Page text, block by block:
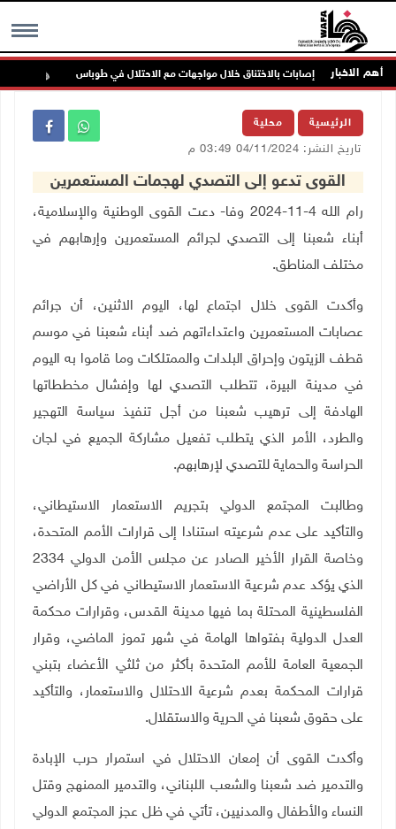
MENU أهم الاخبار إصابات بالاختناق خلال مواجهات مع الاحتلال في طوباس
الرئيسية محلية
تاريخ النشر: 04/11/2024 03:49 م
القوى تدعو إلى التصدي لهجمات المستعمرين
رام الله 4-11-2024 وفا-
دعت القوى الوطنية والإسلامية،
أبناء شعبنا إلى التصدي لجرائم المستعمرين وإرهابهم في
مختلف المناطق.
وأكدت القوى خلال اجتماع لها، اليوم الاثنين،
أن جرائم
عصابات المستعمرين واعتداءاتهم ضد أبناء شعبنا في موسم
قطف الزيتون وإحراق البلدات والممتلكات وما قاموا به اليوم
في مدينة البيرة، تتطلب التصدي لها وإفشال مخططاتها
الهادفة إلى ترهيب شعبنا من أجل تنفيذ سياسة التهجير
والطرد، الأمر الذي يتطلب تفعيل مشاركة الجميع في لجان
الحراسة والحماية للتصدي لإرهابهم.
وطالبت المجتمع الدولي بتجريم الاستعمار الاستيطاني،
والتأكيد على عدم شرعيته استنادا إلى قرارات الأمم المتحدة،
وخاصة القرار الأخير الصادر عن مجلس الأمن الدولي 2334
الذي يؤكد عدم شرعية الاستعمار الاستيطاني في كل الأراضي
الفلسطينية المحتلة بما فيها مدينة القدس، وقرارات محكمة
العدل الدولية بفتواها الهامة في شهر تموز الماضي، وقرار
الجمعية العامة للأمم المتحدة بأكثر من ثلثي الأعضاء بتبني
قرارات المحكمة بعدم شرعية الاحتلال والاستعمار، والتأكيد
على حقوق شعبنا في الحرية والاستقلال.
وأكدت القوى أن إمعان الاحتلال في استمرار حرب الإبادة
والتدمير ضد شعبنا والشعب اللبناني، والتدمير الممنهج وقتل
النساء والأطفال والمدنيين، تأتي في ظل عجز المجتمع الدولي